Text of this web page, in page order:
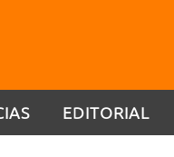
EDITORIAL